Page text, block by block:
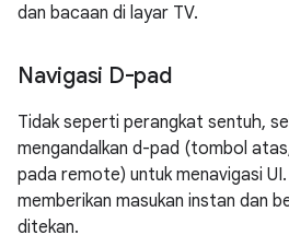
dan bacaan di layar TV.
Navigasi D-pad
Tidak seperti perangkat sentuh,
mengandalkan d-pad (tombol
pada remote) untuk menavigasi
memberikan masukan instan dan
ditekan.